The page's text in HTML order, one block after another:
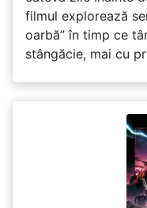
filmul explorează
oarbă” în timp ce
stângăcie, mai cu